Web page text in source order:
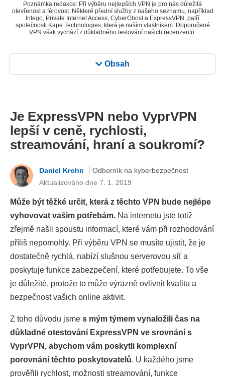
Obsah
Poznámka redakce: Při výběru nejlepších VPN je pro nás důležitá
otevřenost a férovost. Některé přední služby z našeho seznamu, například
Intego, Private Internet Access, CyberGhost a ExpressVPN, patří
společnosti Kape Technologies, která je naším vlastníkem. Doporučené
VPN však vychází z důkladného testování našich recenzentů.
Je ExpressVPN nebo VyprVPN
lepší v ceně, rychlosti,
streamování, hraní a soukromí?
Daniel Krohn
Odborník na kyberbezpečnost
Aktualizováno dne 7. 1. 2019
Může být těžké určit, která z těchto VPN bude nejlépe
vyhovovat vašim potřebám. Na internetu jste totiž
zřejmě našli spoustu informací, které vám při rozhodování
příliš nepomohly. Při výběru VPN se musíte ujistit, že je
dostatečně rychlá, nabízí slušnou serverovou síť a
poskytuje funkce zabezpečení, které potřebujete. To vše
je důležité, protože to může výrazně ovlivnit kvalitu a
bezpečnost vašich online aktivit.
Z toho důvodu jsme s mým týmem vynaložili čas na
důkladné otestování ExpressVPN ve srovnání s
VyprVPN, abychom vám poskytli komplexní
porovnání těchto poskytovatelů. U každého jsme
prověřili rychlost, možnosti streamování, funkce